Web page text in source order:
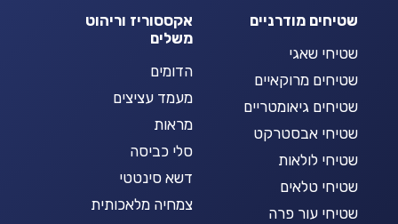
שטיחים מודרניים
שטיחי שאגי
שטיחים מרוקאיים
שטיחים גיאומטריים
שטיחי אבסטרקט
שטיחי לולאות
שטיחי טלאים
שטיחי עור פרה
אקססוריז וריהוט
משלים
הדומים
מעמד עציצים
מראות
סלי כביסה
דשא סינטטי
צמחיה מלאכותית